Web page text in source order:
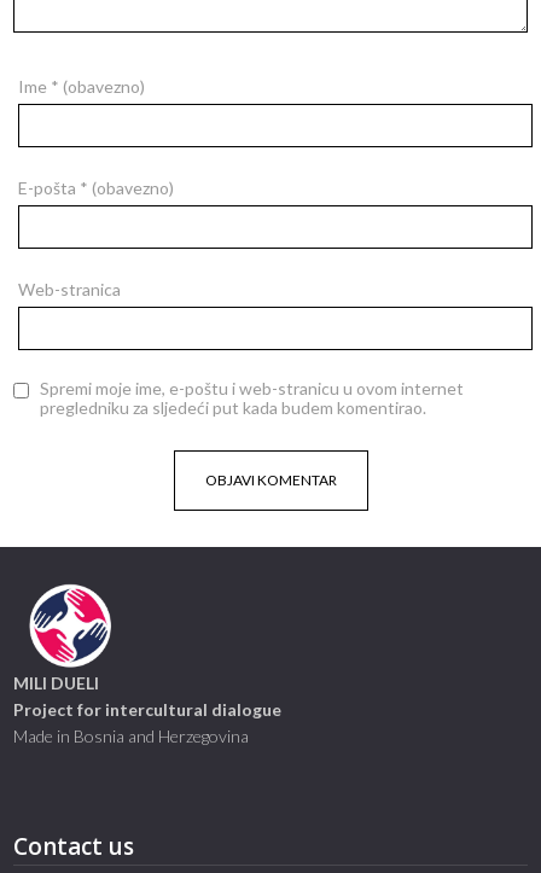
Ime * (obavezno)
E-pošta * (obavezno)
Web-stranica
Spremi moje ime, e-poštu i web-stranicu u ovom internet
pregledniku za sljedeći put kada budem komentirao.
MILI DUELI
Project for intercultural dialogue
Made in Bosnia and Herzegovina
Contact us